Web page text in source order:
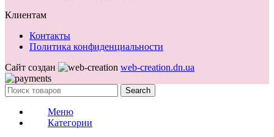
Клиентам
Контакты
Политика конфиденциальности
Сайт создан
web-creation.dn.ua
Search
Меню
Категории